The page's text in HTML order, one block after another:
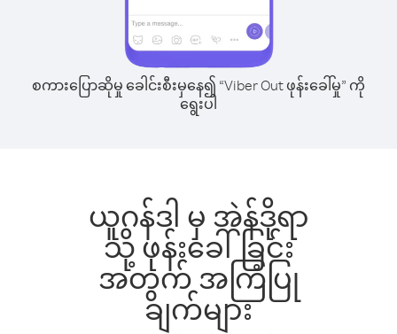
စကားပြောဆိုမှု ခေါင်းစီးမှနေ၍ “Viber Out ဖုန်းခေါ်မှု” ကို
ရွေးပါ
ယူဂန်ဒါ မှ အဲန်ဒိုရာ
သို့ ဖုန်းခေါ်ခြင်း
အတွက် အကြံပြု
ချက်များ